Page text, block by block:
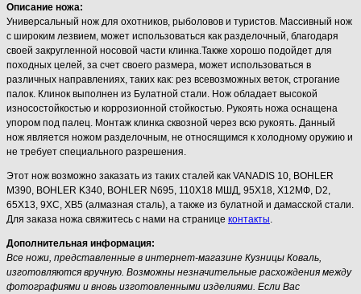
Описание ножа:
Универсальный нож для охотников, рыболовов и туристов. Массивный нож
с широким лезвием, может использоваться как разделочный, благодаря
своей закругленной носовой части клинка.Также хорошо подойдет для
походных целей, за счет своего размера, может использоваться в
различных направлениях, таких как: рез всевозможных веток, строгание
палок. Клинок выполнен из Булатной стали. Нож обладает высокой
износостойкостью и коррозионной стойкостью. Рукоять ножа оснащена
упором под палец. Монтаж клинка сквозной через всю рукоять. Данный
нож является ножом разделочным, не относящимся к холодному оружию и
не требует специального разрешения.
Этот нож возможно заказать из таких сталей как VANADIS 10, BOHLER
M390, BOHLER K340, BOHLER N695, 110Х18 МШД, 95Х18, Х12МФ, D2,
65Х13, 9ХС, ХВ5 (алмазная сталь), а также из булатной и дамасской стали.
Для заказа ножа свяжитесь с нами на странице контакты.
Дополнительная информация:
Все ножи, представленные в интернет-магазине Кузницы Коваль,
изготовляются вручную. Возможны незначительные расхождения между
фотографиями и вновь изготовленными изделиями. Если Вас